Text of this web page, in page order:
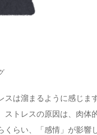
は溜まるように感じま
ストレスの原因は、肉体
くらい、「感情」が影響